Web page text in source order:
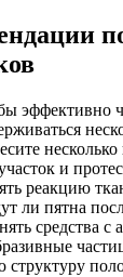
эффективно
несколько
и
реакцию
ли пятна
средства с
структуру